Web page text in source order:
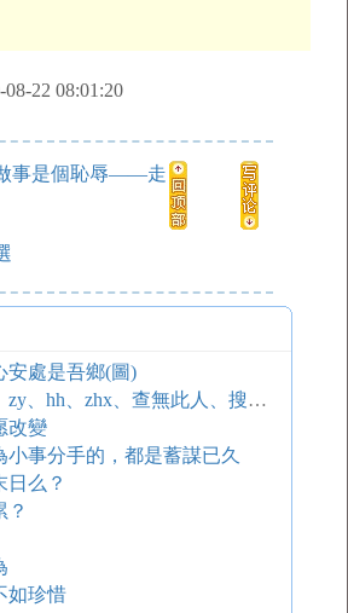
22 08:01:20
事是個恥辱——走
安處是吾鄉(圖)
劍、給你我的愛、zy、hh、zhx、查無此人、搜狐網友 進
改變
小事分手的，都是蓄謀已久
日么？
？
如珍惜